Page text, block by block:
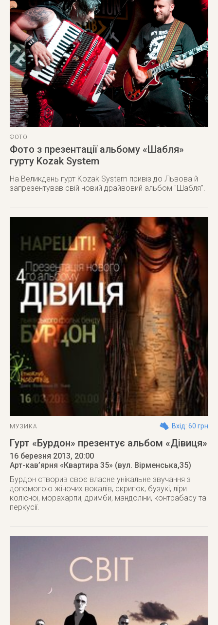
ФОТО
Фото з презентації альбому «Шабля»
гурту Kozak System
На Великдень гурт Kozak System привіз до Львова й
запрезентував свій новий драйвовий альбом "Шабля".
МУЗИКА Вхід: 60 грн
Гурт «Бурдон» презентує альбом «Дівиця»
16 березня 2013, 20:00
Арт-кав’ярня «Квартира 35» (вул. Вірменська,35)
Бурдон створив своє власне унікальне звучання з
допомогою жіночих вокалів, скрипок, бузукі, ліри
колісної, морахарпи, дримби, мандоліни, контрабасу та
перкусії.